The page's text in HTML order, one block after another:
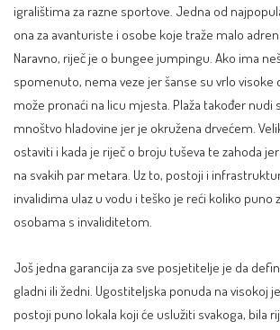
igralištima za razne sportove. Jedna od
ona za avanturiste i osobe koje traže malo
Naravno, riječ je o bungee jumpingu. Ako ima
spomenuto, nema veze jer šanse su vrlo visoke
može pronaći na licu mjesta. Plaža također nudi
mnoštvo hladovine jer je okružena drvećem.
ostaviti i kada je riječ o broju tuševa te zahoda
na svakih par metara. Uz to, postoji i
invalidima ulaz u vodu i teško je reći koliko puno
osobama s invaliditetom.
Još jedna garancija za sve posjetitelje je da
gladni ili žedni. Ugostiteljska ponuda na visokoj
postoji puno lokala koji će uslužiti svakoga, bila